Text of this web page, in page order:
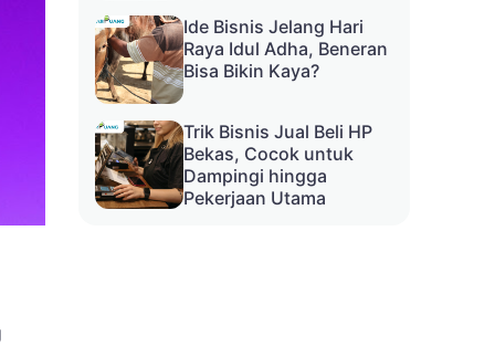
Ide Bisnis Jelang Hari
Raya Idul Adha, Beneran
Bisa Bikin Kaya?
Trik Bisnis Jual Beli HP
Bekas, Cocok untuk
Dampingi hingga
Pekerjaan Utama